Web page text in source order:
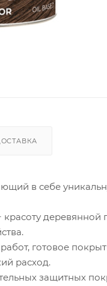
в себе
красоту
готовое
расход.
защитных